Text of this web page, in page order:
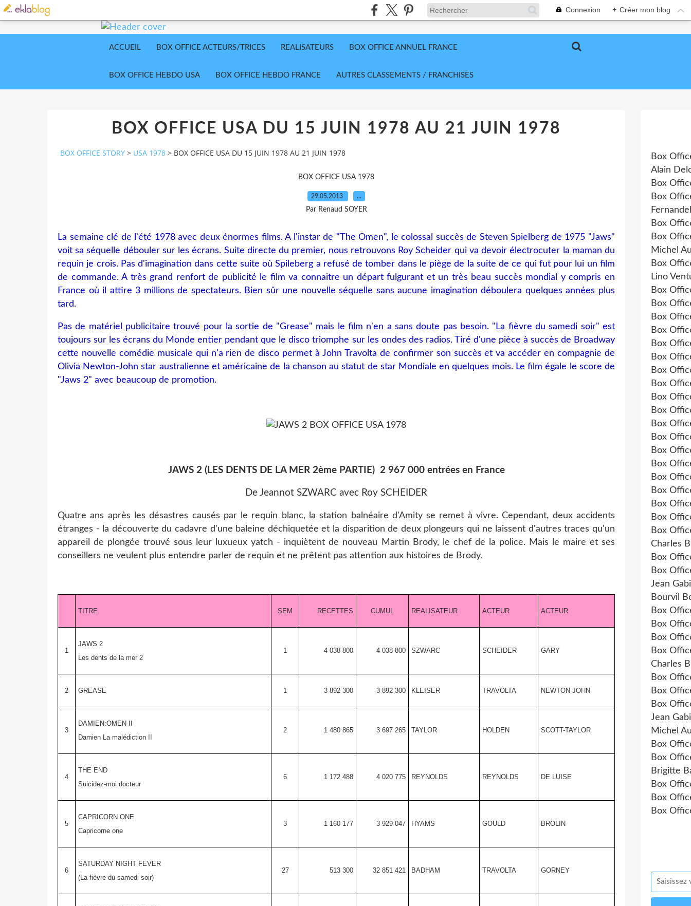
Connexion + Créer mon blog
ACCUEIL BOX OFFICE ACTEURS/TRICES REALISATEURS BOX OFFICE ANNUEL FRANCE
BOX OFFICE HEBDO USA BOX OFFICE HEBDO FRANCE AUTRES CLASSEMENTS / FRANCHISES
BOX OFFICE USA DU 15 JUIN 1978 AU 21 JUIN 1978
BOX OFFICE STORY > USA 1978 > BOX OFFICE USA DU 15 JUIN 1978 AU 21 JUIN 1978
BOX OFFICE USA 1978
29.05.2013 …
Par Renaud SOYER
La semaine clé de l'été 1978 avec deux énormes films. A l'instar de "The Omen", le colossal succès de Steven Spielberg de 1975 "Jaws"
voit sa séquelle débouler sur les écrans. Suite directe du premier, nous retrouvons Roy Scheider qui va devoir électrocuter la maman du
requin je crois. Pas d'imagination dans cette suite où Spileberg a refusé de tomber dans le piège de la suite de ce qui fut pour lui un film
de commande. A très grand renfort de publicité le film va connaitre un départ fulgurant et un très beau succès mondial y compris en
France où il attire 3 millions de spectateurs. Bien sûr une nouvelle séquelle sans aucune imagination déboulera quelques années plus
tard.
Pas de matériel publicitaire trouvé pour la sortie de "Grease" mais le film n'en a sans doute pas besoin. "La fièvre du samedi soir" est
toujours sur les écrans du Monde entier pendant que le disco triomphe sur les ondes des radios. Tiré d'une pièce à succès de Broadway
cette nouvelle comédie musicale qui n'a rien de disco permet à John Travolta de confirmer son succès et va accéder en compagnie de
Olivia Newton-John star australienne et américaine de la chanson au statut de star Mondiale en quelques mois. Le film égale le score de
"Jaws 2" avec beaucoup de promotion.
JAWS 2 (LES DENTS DE LA MER 2ème PARTIE) 2 967 000 entrées en France
De Jeannot SZWARC avec Roy SCHEIDER
Quatre ans après les désastres causés par le requin blanc, la station balnéaire d'Amity se remet à vivre. Cependant, deux accidents
étranges - la découverte du cadavre d'une baleine déchiquetée et la disparition de deux plongeurs qui ne laissent d'autres traces qu'un
appareil de plongée trouvé sous leur luxueux yatch - inquiètent de nouveau Martin Brody, le chef de la police. Mais le maire et ses
conseillers ne veulent plus entendre parler de requin et ne prêtent pas attention aux histoires de Brody.
TITRE SEM RECETTES CUMUL REALISATEUR ACTEUR ACTEUR
1
JAWS 2
Les dents de la mer 2
1 4 038 800 4 038 800 SZWARC SCHEIDER GARY
2 GREASE 1 3 892 300 3 892 300 KLEISER TRAVOLTA NEWTON JOHN
3
DAMIEN:OMEN II
Damien La malédiction II
2 1 480 865 3 697 265 TAYLOR HOLDEN SCOTT-TAYLOR
4
THE END
Suicidez-moi docteur
6 1 172 488 4 020 775 REYNOLDS REYNOLDS DE LUISE
5
CAPRICORN ONE
Capricorne one
3 1 160 177 3 929 047 HYAMS GOULD BROLIN
6
SATURDAY NIGHT FEVER
(La fièvre du samedi soir)
27 513 300 32 851 421 BADHAM TRAVOLTA GORNEY
Box
Alain
Box
Box
Box
Box
Michel
Box
Lino
Box
Box
Box
Box
Box
Box
Box
Box
Box
Box
Box
Box
Box
Box
Box
Box
Box
Box
Box
Charles
Box
Box
Jean
Bourvil
Box
Box
Box
Box
Charles
Box
Box
Box
Jean
Michel
Box
Box
Brigitte
Box
Box
Box